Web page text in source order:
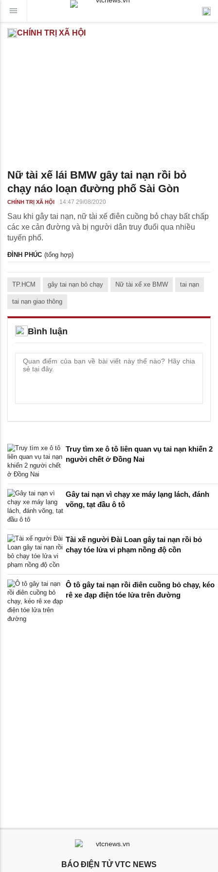
CHÍNH TRỊ XÃ HỘI
Nữ tài xế lái BMW gây tai nạn rồi bỏ
chạy náo loạn đường phố Sài Gòn
CHÍNH TRỊ XÃ HỘI 14:47 29/08/2020
Sau khi gây tai nạn, nữ tài xế điên cuồng bỏ chạy bất chấp
các xe cản đường và bị người dân truy đuổi qua nhiều
tuyến phố.
ĐÌNH PHÚC (tổng hợp)
TP.HCM gây tai nạn bỏ chạy Nữ tài xế xe BMW tai nạn
tai nạn giao thông
Bình luận
Truy tìm xe ô tô liên quan vụ tai nạn khiến 2
người chết ở Đồng Nai
Gây tai nạn vì chạy xe máy lạng lách, đánh
võng, tạt đầu ô tô
Tài xế người Đài Loan gây tai nạn rồi bỏ
chạy tóe lửa vi phạm nồng độ cồn
Ô tô gây tai nạn rồi điên cuồng bỏ chạy, kéo
rê xe đạp điện tóe lửa trên đường
BÁO ĐIỆN TỬ VTC NEWS